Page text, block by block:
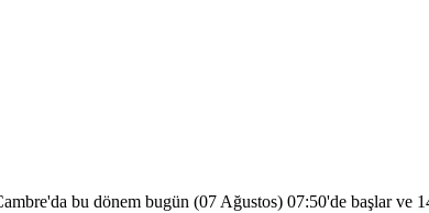
bu dönem bugün (07 Ağustos) 07:50'de başlar ve